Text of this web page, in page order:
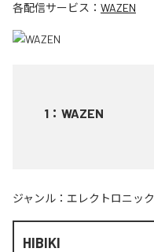
各配信サービス： WAZEN
1 ： WAZEN
ジャンル： エレクトロニック
HIBIKI